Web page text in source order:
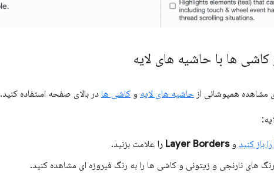
کاشی ها با حاشیه های لایه
مشاهده همپوشانی از حاشیه های لایه و کاشی ها در بالای صفحه استفاده کنید.
را باز کنید وLayer Borders را
علامت بزنید.
رنگ های نارنجی و زیتونی و کاشی ها را به رنگ فیروزه ای مشاهده کنید.